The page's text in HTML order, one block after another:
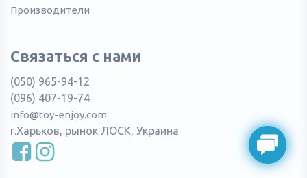
Производители
Связаться с нами
(050) 965-94-12
(096) 407-19-74
info@toy-enjoy.com
г.Харьков, рынок ЛОСК, Украина